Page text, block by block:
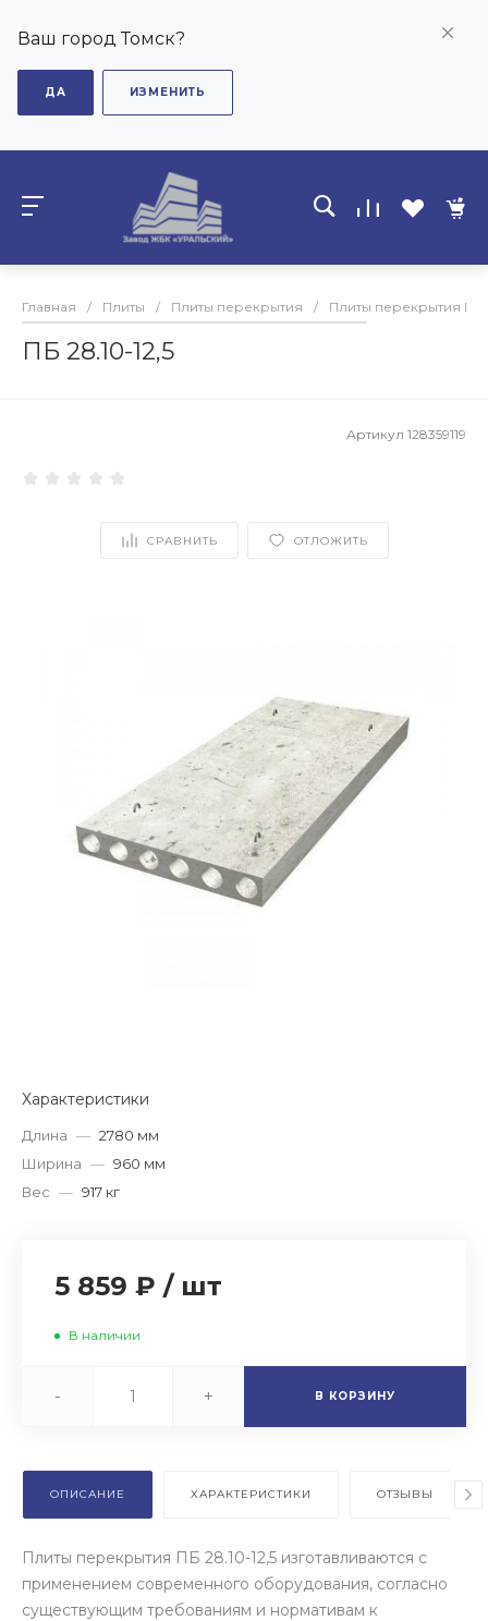
Ваш город Томск?
ДА ИЗМЕНИТЬ
Главная / Плиты / Плиты перекрытия / Плиты перекрытия ПБ
ПБ 28.10-12,5
Артикул 128359119
СРАВНИТЬ ОТЛОЖИТЬ
Характеристики
Длина — 2780 мм
Ширина — 960 мм
Вес — 917 кг
5 859 ₽ / шт
В наличии
- + В КОРЗИНУ
ОПИСАНИЕ ХАРАКТЕРИСТИКИ ОТЗЫВЫ
Плиты перекрытия ПБ 28.10-12,5 изготавливаются с
применением современного оборудования, согласно
существующим требованиям и нормативам к